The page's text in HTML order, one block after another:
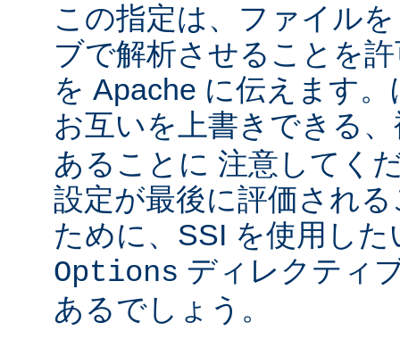
この指定は、ファイル
ブで解析させることを
を Apache に伝えます
お互いを上書きできる
あることに 注意してく
設定が最後に評価され
ために、SSI を使用し
Options ディレクティ
あるでしょう。